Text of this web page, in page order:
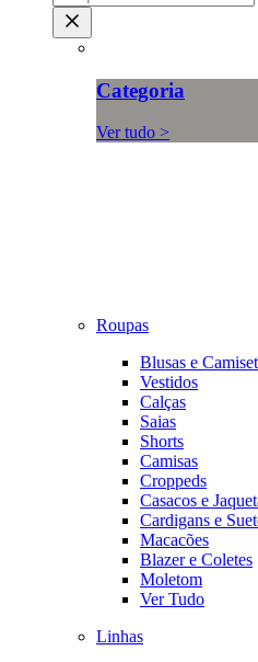
Categoria
Ver tudo >
Roupas
Blusas e
Vestidos
Calças
Saias
Shorts
Camisas
Croppeds
Casacos e
Cardigans e
Macacões
Blazer e Coletes
Moletom
Ver Tudo
Linhas